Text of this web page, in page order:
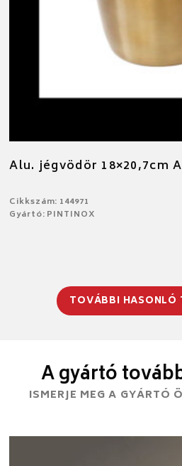
Alu. jégvödör 18×20,7cm
Cikkszám: 144971
Gyártó: PINTINOX
TOVÁBBI HASONLÓ
A gyártó
ISMERJE MEG A GYÁRTÓ